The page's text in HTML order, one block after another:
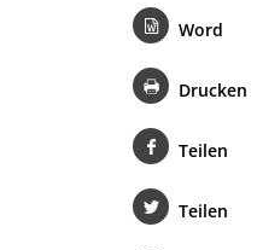
Word
Drucken
Teilen
Teilen